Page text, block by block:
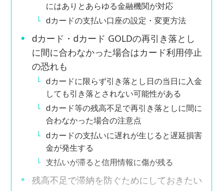
にはありとあらゆる金融機関が対応
dカードの支払い口座の設定・変更方法
dカード・dカード GOLDの再引き落とし
に間に合わなかった場合はカード利用停止
の恐れも
dカードに限らず引き落とし日の当日に入金
しても引き落とされない可能性がある
dカード等の残高不足で再引き落としに間に
合わなかった場合の注意点
dカードの支払いに遅れが生じると遅延損害
金が発生する
支払いが滞ると信用情報に傷が残る
残高不足で滞納を防ぐためにしておきたい